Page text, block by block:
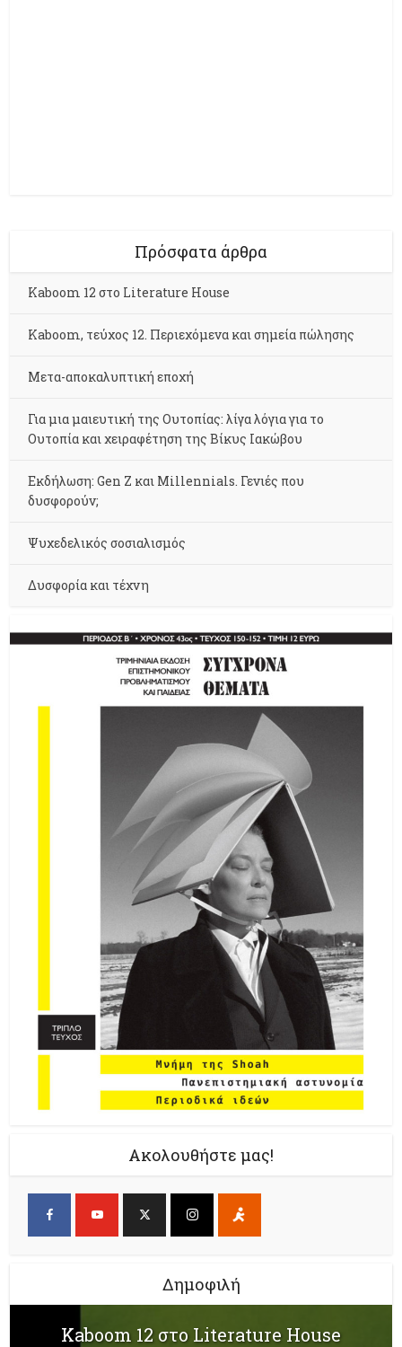
Πρόσφατα άρθρα
Kaboom 12 στο Literature House
Kaboom, τεύχος 12. Περιεχόμενα και σημεία πώλησης
Μετα-αποκαλυπτική εποχή
Για μια μαιευτική της Ουτοπίας: λίγα λόγια για το
Ουτοπία και χειραφέτηση της Βίκυς Ιακώβου
Εκδήλωση: Gen Z και Millennials. Γενιές που
δυσφορούν;
Ψυχεδελικός σοσιαλισμός
Δυσφορία και τέχνη
Ακολουθήστε μας!
Δημοφιλή
Kaboom 12 στο Literature House